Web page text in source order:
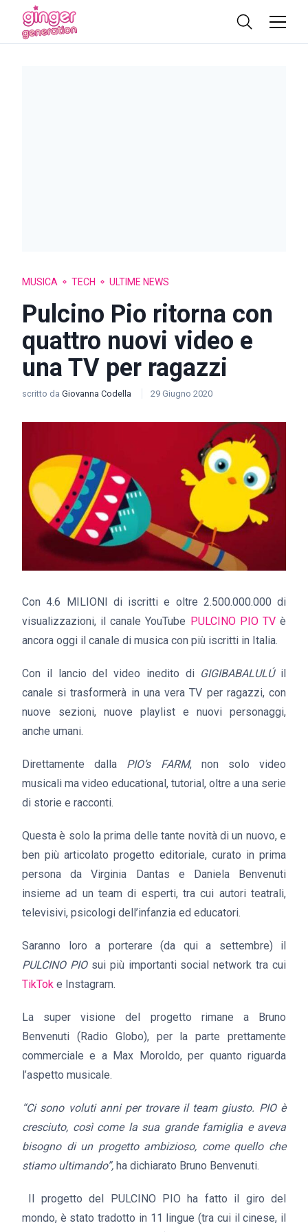
MUSICA TECH ULTIME NEWS
Pulcino Pio ritorna con
quattro nuovi video e
una TV per ragazzi
scritto da Giovanna Codella 29 Giugno 2020
Con 4.6 MILIONI di iscritti e oltre 2.500.000.000 di
visualizzazioni, il canale YouTube PULCINO PIO TVè
ancora oggi il canale di musica con più iscritti in Italia.
Con il lancio del video inedito di GIGIBABALULÚ il
canale si trasformerà in una vera TV per ragazzi, con
nuove sezioni, nuove playlist e nuovi personaggi,
anche umani.
Direttamente dalla PIO’s FARM, non solo video
musicali ma video educational, tutorial, oltre a una serie
di storie e racconti.
Questa è solo la prima delle tante novità di un nuovo, e
ben più articolato progetto editoriale, curato in prima
persona da Virginia Dantas e Daniela Benvenuti
insieme ad un team di esperti, tra cui autori teatrali,
televisivi, psicologi dell’infanzia ed educatori.
Saranno loro a porterare (da qui a settembre) il
PULCINO PIOsui più importanti social network tra cui
TikTok e Instagram.
La super visione del progetto rimane a Bruno
Benvenuti (Radio Globo), per la parte prettamente
commerciale e a Max Moroldo, per quanto riguarda
l’aspetto musicale.
“Ci sono voluti anni per trovare il team giusto. PIO è
cresciuto, così come la sua grande famiglia e aveva
bisogno di un progetto ambizioso, come quello che
stiamo ultimando”, ha dichiarato Bruno Benvenuti.
Il progetto del PULCINO PIO ha fatto il giro del
mondo, è stato tradotto in 11 lingue (tra cui il cinese, il